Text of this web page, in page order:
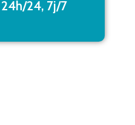
24h/24, 7j/7